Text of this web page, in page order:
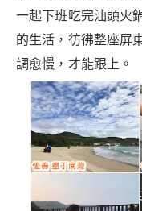
一起下班吃完汕頭火
的生活，彷彿整座屏
調愈慢，才能跟上。